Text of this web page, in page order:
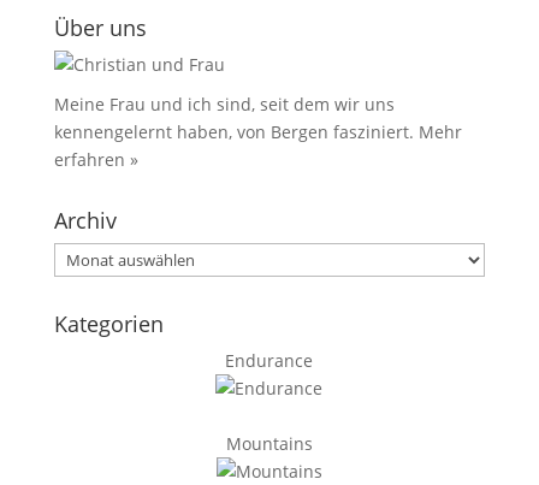
Über uns
Meine Frau und ich sind, seit dem wir uns
kennengelernt haben, von Bergen fasziniert. Mehr
erfahren »
Archiv
Archiv
Kategorien
Endurance
Mountains